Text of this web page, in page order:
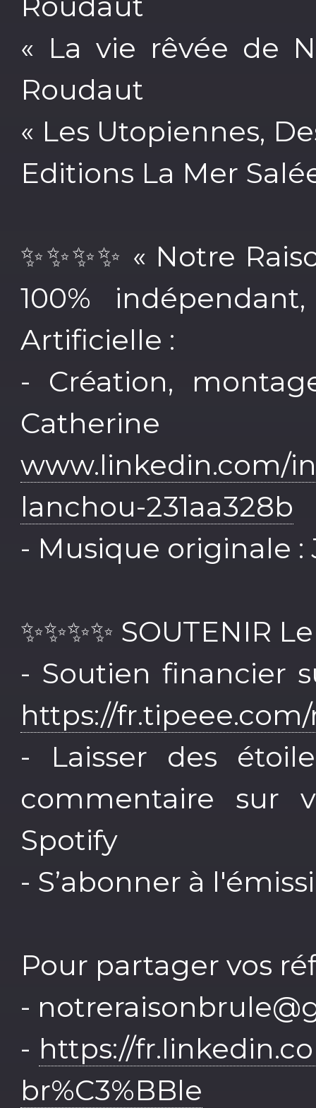
« La vie rêvée de
Roudaut
« Les Utopiennes,
Editions La Mer
✨✨✨✨ « Notre
100%
Artificielle :
- Création,
www.linkedin.com/
lanchou-231aa328b
- Musique originale
✨✨✨✨ SOUTENIR
- Soutien financier
https://
- Laisser des
commentaire sur
Spotify
- S’abonner à
Pour partager vos
-
- https://
br%C3%BBle